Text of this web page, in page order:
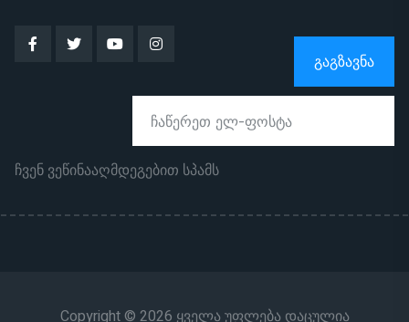
ᲒᲐᲒᲖᲐᲕᲜᲐ
ჩვენ ვეწინააღმდეგებით სპამს
Copyright © 2026 ყველა უფლება დაცულია